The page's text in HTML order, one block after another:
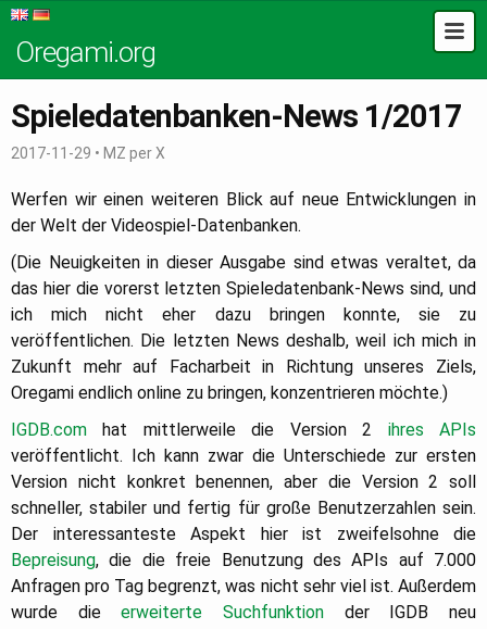
Oregami.org
Spieledatenbanken-News 1/2017
2017-11-29 • MZ per X
Werfen wir einen weiteren Blick auf neue Entwicklungen in
der Welt der Videospiel-Datenbanken.
(Die Neuigkeiten in dieser Ausgabe sind etwas veraltet, da
das hier die vorerst letzten Spieledatenbank-News sind, und
ich mich nicht eher dazu bringen konnte, sie zu
veröffentlichen. Die letzten News deshalb, weil ich mich in
Zukunft mehr auf Facharbeit in Richtung unseres Ziels,
Oregami endlich online zu bringen, konzentrieren möchte.)
IGDB.com hat mittlerweile die Version 2 ihres APIs
veröffentlicht. Ich kann zwar die Unterschiede zur ersten
Version nicht konkret benennen, aber die Version 2 soll
schneller, stabiler und fertig für große Benutzerzahlen sein.
Der interessanteste Aspekt hier ist zweifelsohne die
Bepreisung, die die freie Benutzung des APIs auf 7.000
Anfragen pro Tag begrenzt, was nicht sehr viel ist. Außerdem
wurde dieerweiterte Suchfunktion der IGDB neu